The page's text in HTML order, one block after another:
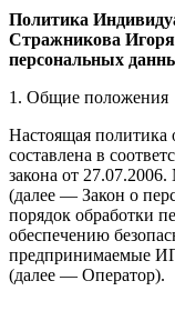
Политика
Стражникова
персональных
1. Общие положения
Настоящая политика
составлена в
закона от
(далее — Закон о
порядок обработки
обеспечению
предпринимаемые
(далее — Оператор).